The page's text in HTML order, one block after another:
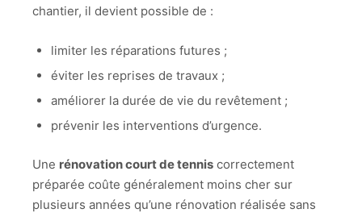
chantier, il devient possible de :
limiter les réparations futures ;
éviter les reprises de travaux ;
améliorer la durée de vie du revêtement ;
prévenir les interventions d’urgence.
Une rénovation court de tennis correctement
préparée coûte généralement moins cher sur
plusieurs années qu’une rénovation réalisée sans